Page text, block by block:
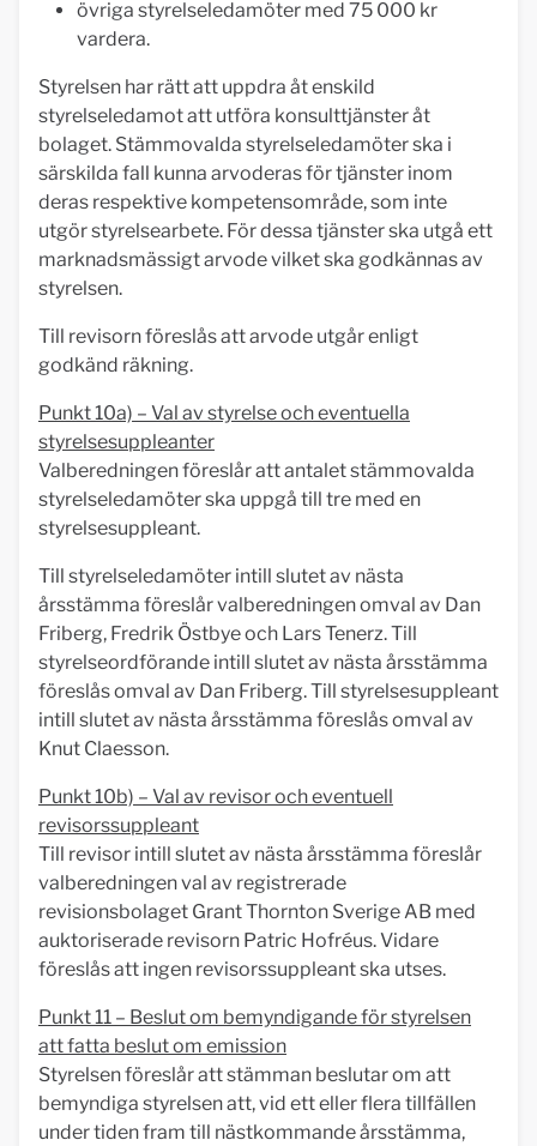
övriga styrelseledamöter med 75 000 kr
vardera.
Styrelsen har rätt att uppdra åt enskild
styrelseledamot att utföra konsulttjänster åt
bolaget. Stämmovalda styrelseledamöter ska i
särskilda fall kunna arvoderas för tjänster inom
deras respektive kompetensområde, som inte
utgör styrelsearbete. För dessa tjänster ska utgå ett
marknadsmässigt arvode vilket ska godkännas av
styrelsen.
Till revisorn föreslås att arvode utgår enligt
godkänd räkning.
Punkt 10a) – Val av styrelse och eventuella
styrelsesuppleanter
Valberedningen föreslår att antalet stämmovalda
styrelseledamöter ska uppgå till tre med en
styrelsesuppleant.
Till styrelseledamöter intill slutet av nästa
årsstämma föreslår valberedningen omval av Dan
Friberg, Fredrik Östbye och Lars Tenerz. Till
styrelseordförande intill slutet av nästa årsstämma
föreslås omval av Dan Friberg. Till styrelsesuppleant
intill slutet av nästa årsstämma föreslås omval av
Knut Claesson.
Punkt 10b) – Val av revisor och eventuell
revisorssuppleant
Till revisor intill slutet av nästa årsstämma föreslår
valberedningen val av registrerade
revisionsbolaget Grant Thornton Sverige AB med
auktoriserade revisorn Patric Hofréus. Vidare
föreslås att ingen revisorssuppleant ska utses.
Punkt 11 – Beslut om bemyndigande för styrelsen
att fatta beslut om emission
Styrelsen föreslår att stämman beslutar om att
bemyndiga styrelsen att, vid ett eller flera tillfällen
under tiden fram till nästkommande årsstämma,